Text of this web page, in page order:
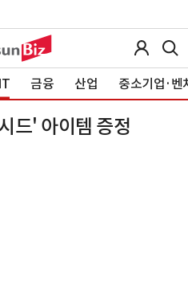
IT 금융 산업 중소기업·벤
드' 아이템 증정